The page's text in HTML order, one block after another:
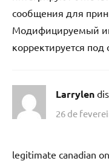
сообщения для
Модифицируемый
корректируется под
Larrylen
26 de
legitimate canadian